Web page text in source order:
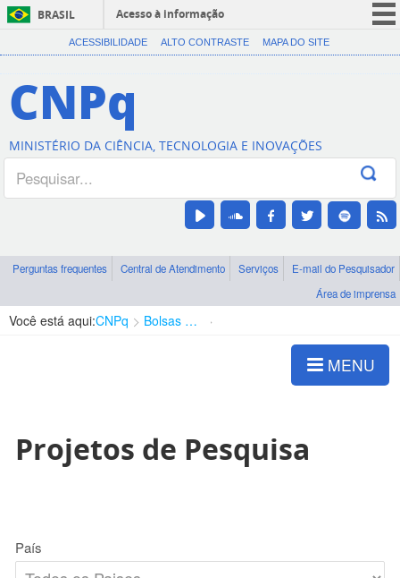
BRASIL
Acesso à informação
CORONAVÍRUS (COVID-19)
Canais
ACESSIBILIDADE ALTO CONTRASTE MAPA DO SITE
CNPq
MINISTÉRIO DA CIÊNCIA, TECNOLOGIA E INOVAÇÕES
Perguntas frequentes Central de Atendimento Serviços
E-mail do Pesquisador
Área de imprensa
Você está aqui:CNPq Bolsas e Auxílios Vigentes
MENU
Projetos de Pesquisa
País